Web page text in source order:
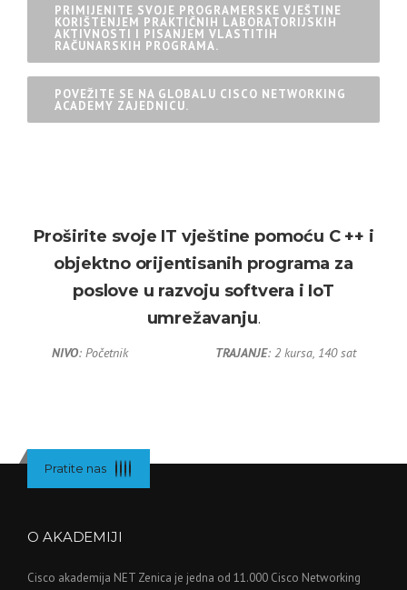
PRIMIJENITE SVOJE PROGRAMERSKE VJEŠTINE
KORIŠTENJEM PRAKTIČNIH LABORATORIJSKIH
AKTIVNOSTI I PISANJEM VLASTITIH
RAČUNARSKIH PROGRAMA.
POVEŽITE SE NA GLOBALU CISCO NETWORKING
ACADEMY ZAJEDNICU.
Proširite svoje IT vještine pomoću C ++ i
objektno orijentisanih programa za
poslove u razvoju softvera i IoT
umrežavanju.
NIVO: Početnik TRAJANJE: 2 kursa, 140 sat
Pratite nas
O AKADEMIJI
Cisco akademija NET Zenica je jedna od 11.000 Cisco Networking